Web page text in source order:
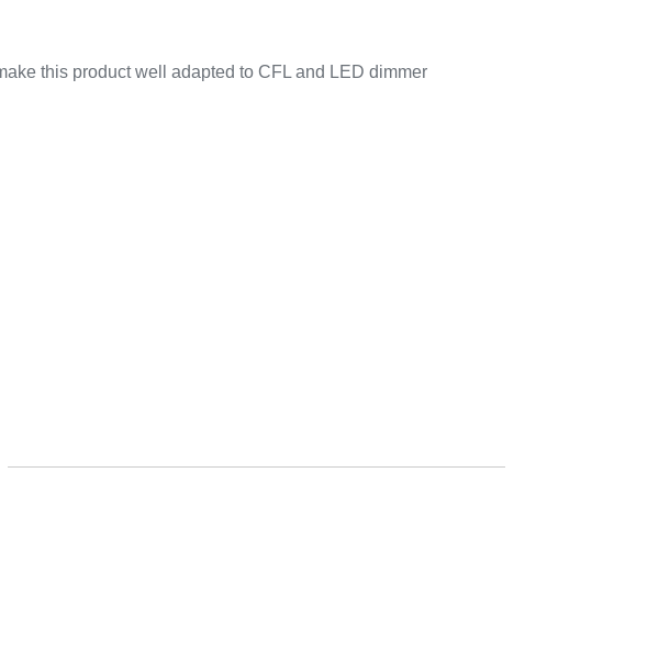
this product well adapted to CFL and LED dimmer